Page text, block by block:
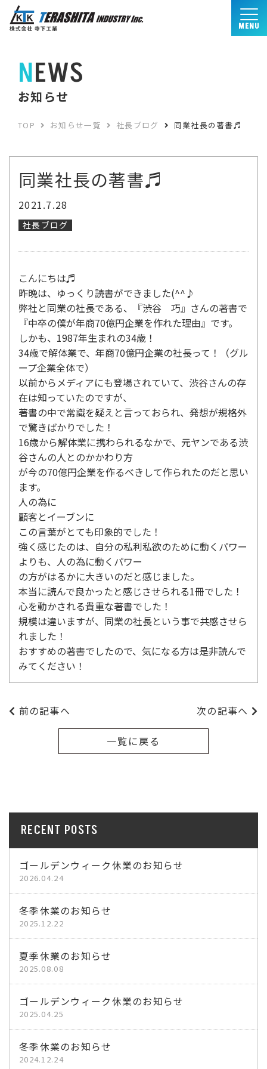
MENU
NEWS
お知らせ
TOP お知らせ一覧 社長ブログ 同業社長の著書♬
同業社長の著書♬
2021.7.28
社長ブログ
こんにちは♬
昨晩は、ゆっくり読書ができました(^^♪
弊社と同業の社長である、『渋谷 巧』さんの著書で
『中卒の僕が年商70億円企業を作れた理由』です。
しかも、1987年生まれの34歳！
34歳で解体業で、年商70億円企業の社長って！（グル
ープ企業全体で）
以前からメディアにも登場されていて、渋谷さんの存
在は知っていたのですが、
著書の中で常識を疑えと言っておられ、発想が規格外
で驚きばかりでした！
16歳から解体業に携わられるなかで、元ヤンである渋
谷さんの人とのかかわり方
が今の70億円企業を作るべきして作られたのだと思い
ます。
人の為に
顧客とイーブンに
この言葉がとても印象的でした！
強く感じたのは、自分の私利私欲のために動くパワー
よりも、人の為に動くパワー
の方がはるかに大きいのだと感じました。
本当に読んで良かったと感じさせられる1冊でした！
心を動かされる貴重な著書でした！
規模は違いますが、同業の社長という事で共感させら
れました！
おすすめの著書でしたので、気になる方は是非読んで
みてください！
前の記事へ 次の記事へ
一覧に戻る
RECENT POSTS
ゴールデンウィーク休業のお知らせ
2026.04.24
冬季休業のお知らせ
2025.12.22
夏季休業のお知らせ
2025.08.08
ゴールデンウィーク休業のお知らせ
2025.04.25
冬季休業のお知らせ
2024.12.24